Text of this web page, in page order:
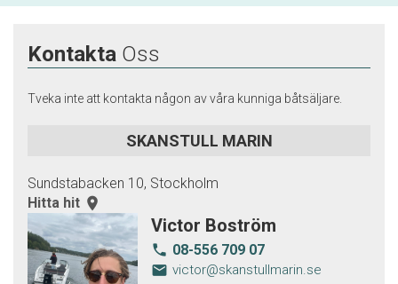
Kontakta Oss
Tveka inte att kontakta någon av våra kunniga båtsäljare.
SKANSTULL MARIN
Sundstabacken 10, Stockholm
Hitta hit room
Victor Boström
local_phone 08-556 709 07
email victor@skanstullmarin.se